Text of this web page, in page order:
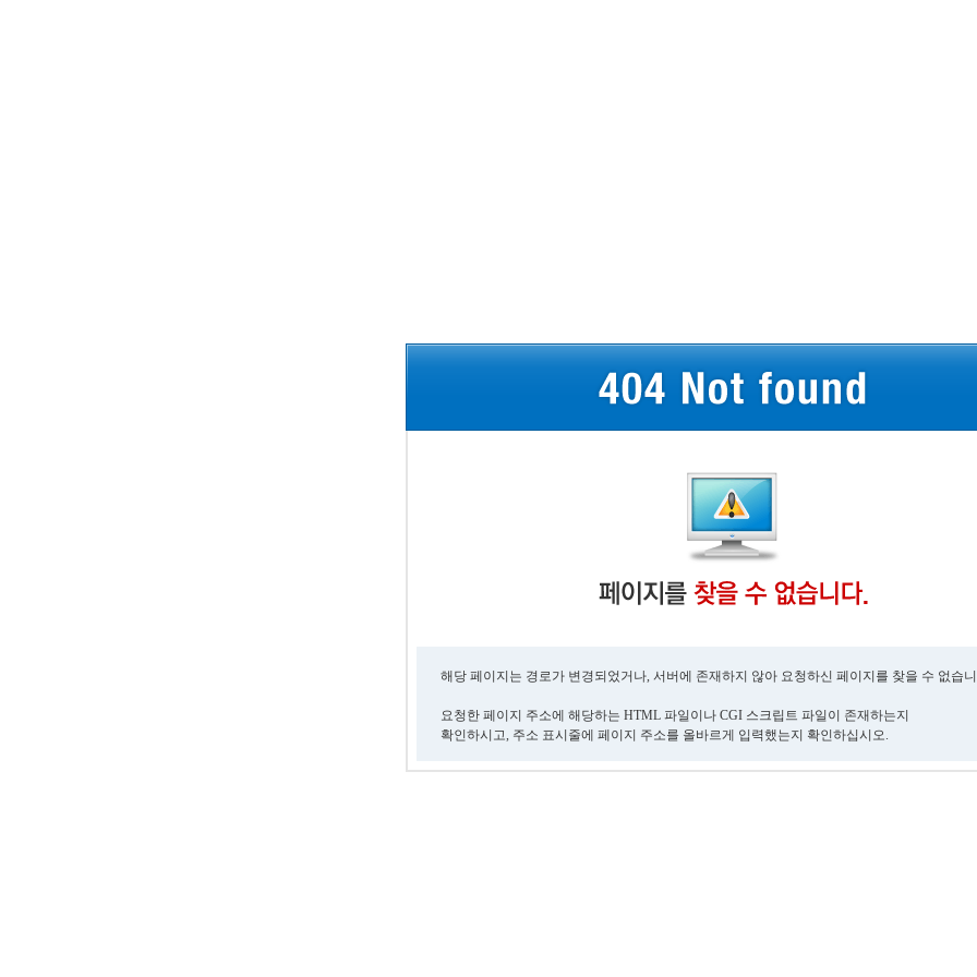
해당 페이지는 경로가 변경되었거나, 서버에 존재하지 않아 요청하신 페이지를 찾을 수 없습
요청한 페이지 주소에 해당하는 HTML 파일이나 CGI 스크립트 파일이 존재하는지
확인하시고, 주소 표시줄에 페이지 주소를 올바르게 입력했는지 확인하십시오.